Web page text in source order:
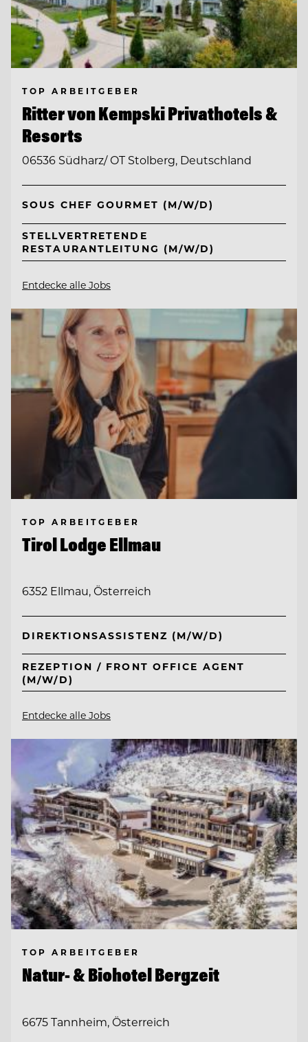
TOP ARBEITGEBER
Ritter von Kempski Privathotels &
Resorts
06536 Südharz/ OT Stolberg, Deutschland
SOUS CHEF GOURMET (M/W/D)
STELLVERTRETENDE
RESTAURANTLEITUNG (M/W/D)
Entdecke alle Jobs
TOP ARBEITGEBER
Tirol Lodge Ellmau
6352 Ellmau, Österreich
DIREKTIONSASSISTENZ (M/W/D)
REZEPTION / FRONT OFFICE AGENT
(M/W/D)
Entdecke alle Jobs
TOP ARBEITGEBER
Natur- & Biohotel Bergzeit
6675 Tannheim, Österreich